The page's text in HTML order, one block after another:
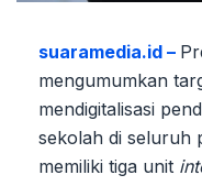
suaramedia.id –
mengumumkan
mendigitalisasi
sekolah di seluruh
memiliki tiga unit